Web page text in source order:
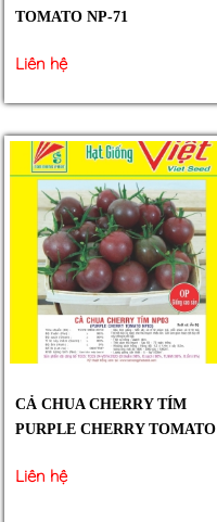
TOMATO NP-71
Liên hệ
CẢ CHUA CHERRY TÍM
PURPLE CHERRY TOMATO
Liên hệ